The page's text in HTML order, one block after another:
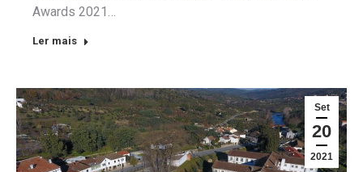
Awards 2021…
Ler mais
Set
20
2021